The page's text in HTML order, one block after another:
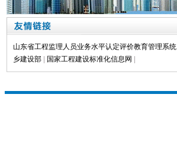
山东省工程监理人员业务水平认定评价教育管理系统
乡建设部 | 国家工程建设标准化信息网 |